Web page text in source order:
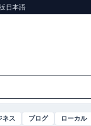
日本語
ネス ブログ ローカル